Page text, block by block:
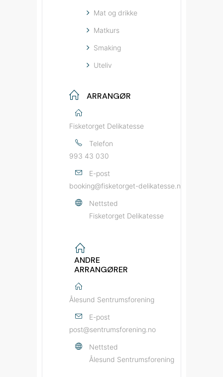
Mat og drikke
Matkurs
Smaking
Uteliv
ARRANGØR
Fisketorget Delikatesse
Telefon
993 43 030
E-post
booking@fisketorget-delikatesse.no
Nettsted
Fisketorget Delikatesse
ANDRE
ARRANGØRER
Ålesund Sentrumsforening
E-post
post@sentrumsforening.no
Nettsted
Ålesund Sentrumsforening